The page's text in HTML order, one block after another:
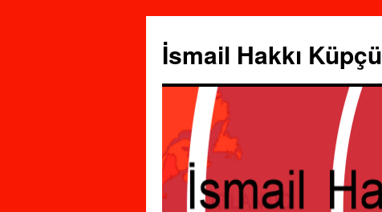
İsmail Hakkı Küpçü